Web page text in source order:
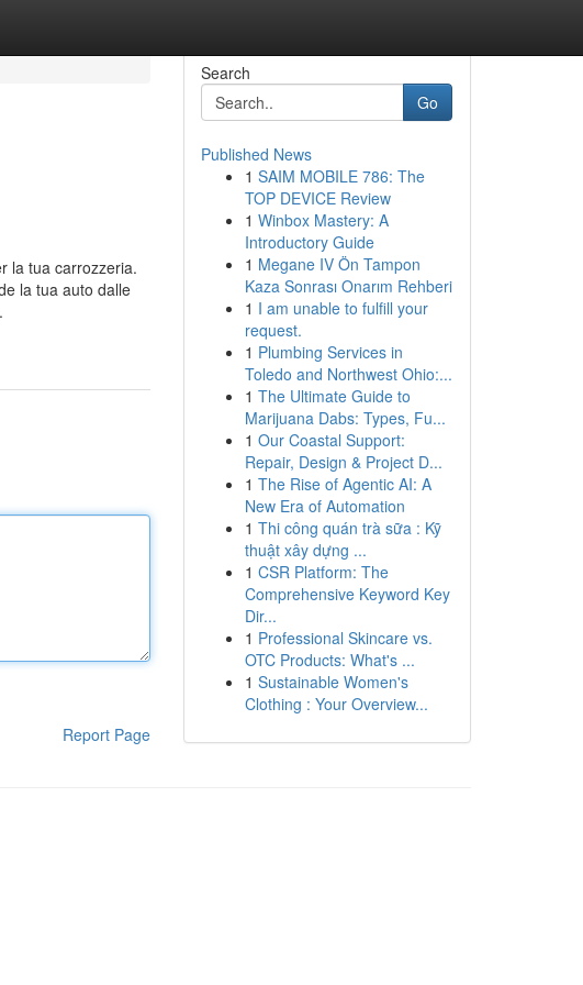
la tua carrozzeria.
la tua auto dalle
Report Page
Search
Go
Published News
1 SAIM MOBILE 786: The
TOP DEVICE Review
1 Winbox Mastery: A
Introductory Guide
1 Megane IV Ön Tampon
Kaza Sonrası Onarım Rehberi
1 I am unable to fulfill your
request.
1 Plumbing Services in
Toledo and Northwest Ohio:...
1 The Ultimate Guide to
Marijuana Dabs: Types, Fu...
1 Our Coastal Support:
Repair, Design & Project D...
1 The Rise of Agentic AI: A
New Era of Automation
1 Thi công quán trà sữa : Kỹ
thuật xây dựng ...
1 CSR Platform: The
Comprehensive Keyword Key
Dir...
1 Professional Skincare vs.
OTC Products: What's ...
1 Sustainable Women's
Clothing : Your Overview...